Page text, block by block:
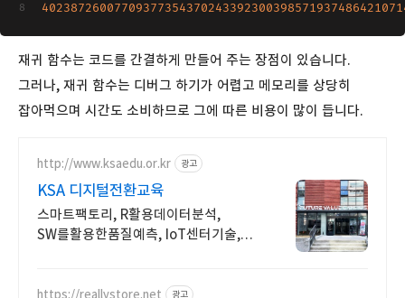
재귀 함수는 코드를 간결하게 만들어 주는 장점이 있습니다.
그러나, 재귀 함수는 디버그 하기가 어렵고 메모리를 상당히
잡아먹으며 시간도 소비하므로 그에 따른 비용이 많이 듭니다.
http://www.ksaedu.or.kr 광고
KSA 디지털전환교육
스마트팩토리, R활용데이터분석,
SW를활용한품질예측, IoT센터기술,
https://reallystore.net 광고